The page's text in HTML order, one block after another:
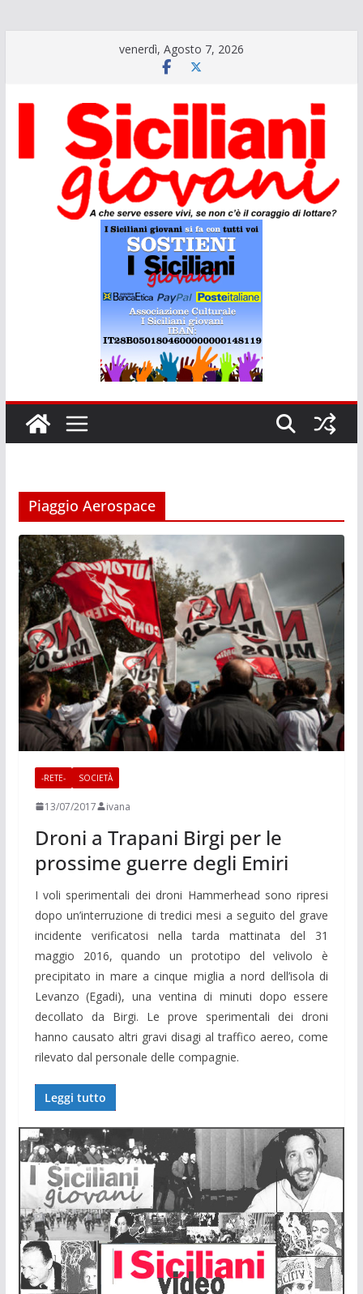
venerdì, Agosto 7, 2026
Piaggio Aerospace
-RETE- SOCIETÀ
13/07/2017 ivana
Droni a Trapani Birgi per le
prossime guerre degli Emiri
I voli sperimentali dei droni Hammerhead sono ripresi
dopo un’interruzione di tredici mesi a seguito del grave
incidente verificatosi nella tarda mattinata del 31
maggio 2016, quando un prototipo del velivolo è
precipitato in mare a cinque miglia a nord dell’isola di
Levanzo (Egadi), una ventina di minuti dopo essere
decollato da Birgi. Le prove sperimentali dei droni
hanno causato altri gravi disagi al traffico aereo, come
rilevato dal personale delle compagnie.
Leggi tutto